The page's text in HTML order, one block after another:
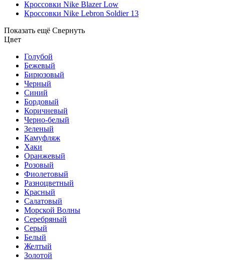
Кроссовки Nike Blazer Low
Кроссовки Nike Lebron Soldier 13
Показать ещё Свернуть
Цвет
Голубой
Бежевый
Бирюзовый
Черный
Синий
Бордовый
Коричневый
Черно-белый
Зеленый
Камуфляж
Хаки
Оранжевый
Розовый
Фиолетовый
Разноцветный
Красный
Салатовый
Морской Волны
Серебряный
Серый
Белый
Желтый
Золотой